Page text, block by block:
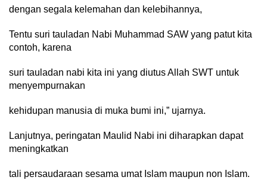
dengan segala kelemahan dan kelebihannya,
Tentu suri tauladan Nabi Muhammad SAW yang patut kita
contoh, karena
suri tauladan nabi kita ini yang diutus Allah SWT untuk
menyempurnakan
kehidupan manusia di muka bumi ini,” ujarnya.
Lanjutnya, peringatan Maulid Nabi ini diharapkan dapat
meningkatkan
tali persaudaraan sesama umat Islam maupun non Islam.